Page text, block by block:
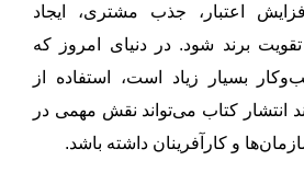
اعتبار، جذب مشتری، ایجاد
برند شود. در دنیای امروز که
بسیار زیاد است، استفاده از
انتشار کتاب می‌تواند نقش مهمی در
و کارآفرینان داشته باشد.